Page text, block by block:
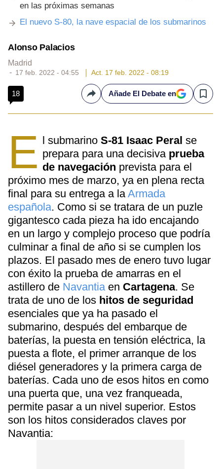
en las próximas semanas
El nuevo S-80, la nave espacial de los submarinos
Alonso Palacios
Madrid
17 feb. 2022 - 04:55 Act. 17 feb. 2022 - 08:19
18 CompartirAñade El Debate en Save
E l submarino S-81 Isaac Peral se
prepara para una decisiva prueba
de navegación prevista para el
próximo mes de marzo, ya en plena recta
final para su entrega a la Armada
española. Como si se tratara de un puzle
gigantesco cada pieza ha ido encajando
en un largo y complejo proceso que podría
culminar a final de año si se cumplen los
plazos. El pasado mes de enero tuvo lugar
con éxito la prueba de amarras en el
astillero de Navantia en Cartagena. Se
trata de uno de los hitos de seguridad
esenciales que ya ha pasado el
submarino, después del embarque de
baterías, la puesta en tensión eléctrica, la
puesta a flote, el primer arranque de los
diésel generadores y la primera carga de
baterías. Cada uno de esos hitos en como
una puerta que, una vez franqueada,
permite pasar a un nivel superior. Estos
son los hitos considerados claves por
Navantia: